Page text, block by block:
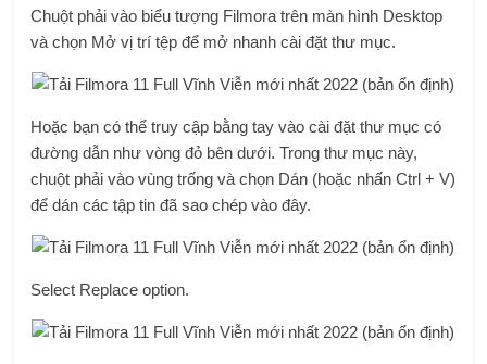
Chuột phải vào biểu tượng Filmora trên màn hình Desktop
và chọn Mở vị trí tệp để mở nhanh cài đặt thư mục.
Hoặc bạn có thể truy cập bằng tay vào cài đặt thư mục có
đường dẫn như vòng đỏ bên dưới. Trong thư mục này,
chuột phải vào vùng trống và chọn Dán (hoặc nhấn Ctrl + V)
để dán các tập tin đã sao chép vào đây.
Select Replace option.